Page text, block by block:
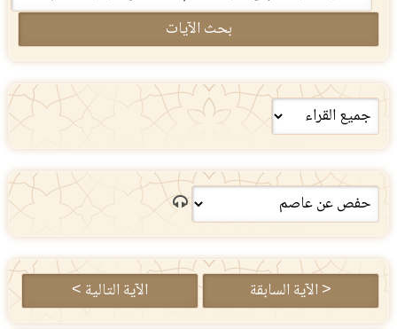
بحث الآيات
< الآية السابقة الآية التالية >